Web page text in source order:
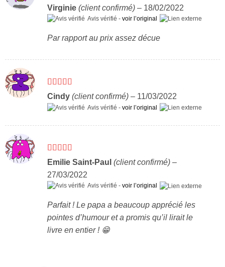
Note
2sur
5
Virginie (client confirmé) – 18/02/2022
Avis vérifié - voir l’original
Par rapport au prix assez décue
Note5sur 5
Cindy (client confirmé) – 11/03/2022
Avis vérifié - voir l’original
Note5sur 5
Emilie Saint-Paul (client confirmé) –
27/03/2022
Avis vérifié - voir l’original
Parfait ! Le papa a beaucoup apprécié les
pointes d’humour et a promis qu’il lirait le
livre en entier ! 😁